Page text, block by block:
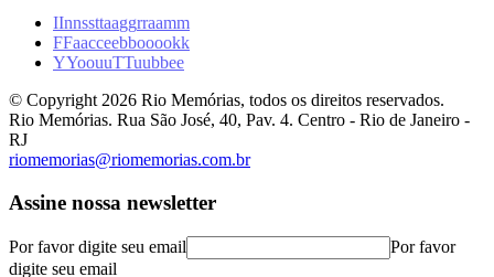
IInnssttaaggrraamm
FFaacceebbooookk
YYoouuTTuubbee
© Copyright 2026 Rio Memórias, todos os direitos reservados.
Rio Memórias. Rua São José, 40, Pav. 4. Centro - Rio de Janeiro -
RJ
riomemorias@riomemorias.com.br
Assine nossa newsletter
Por favor digite seu email
Por favor
digite seu email